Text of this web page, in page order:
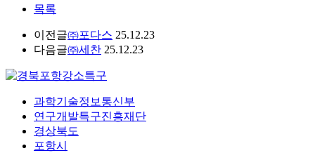
목록
이전글㈜포다스 25.12.23
다음글㈜세찬 25.12.23
과학기술정보통신부
연구개발특구진흥재단
경상북도
포항시